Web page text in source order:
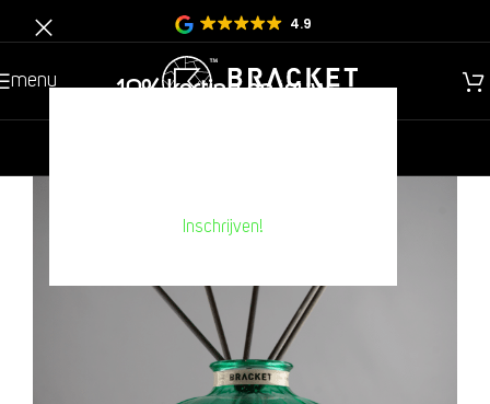
10% korting op jouw
Inschrijven!
4.9
menu